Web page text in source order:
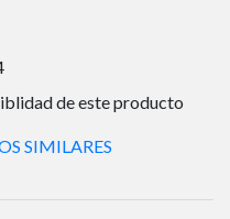
de este producto
SIMILARES